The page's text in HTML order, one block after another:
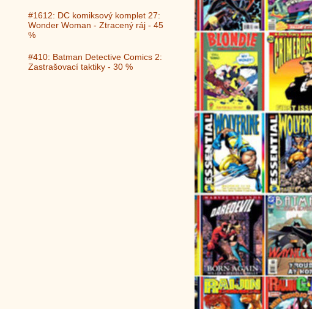
#1612: DC komiksový komplet 27:
Wonder Woman - Ztracený ráj - 45
%
#410: Batman Detective Comics 2:
Zastrašovací taktiky - 30 %